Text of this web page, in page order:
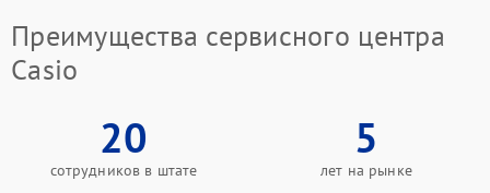
Преимущества сервисного центра
Casio
20
сотрудников в штате
5
лет на рынке